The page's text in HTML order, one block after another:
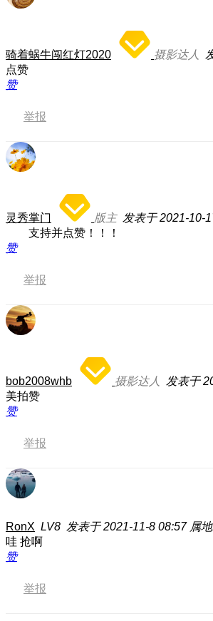
骑着蜗牛闯红灯2020 摄影达人
点赞
赞
举报
灵秀掌门 版主 发表于 2021-10-
支持并点赞！！！
赞
举报
bob2008whb 摄影达人 发表于
美拍赞
赞
举报
RonX LV8 发表于 2021-11-8 08:57 属
哇 抢啊
赞
举报